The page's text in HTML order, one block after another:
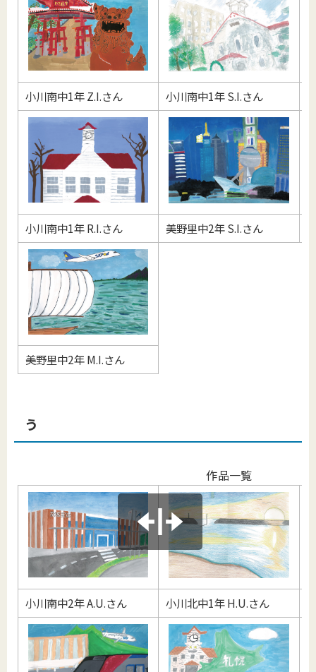
小川南中1年 Z.I.さん 小川南中1年 S.I.さん
小川南中1年 R.I.さん 美野里中2年 S.I.さん
美野里中2年 M.I.さん
う
作品一覧
小川南中2年 A.U.さん 小川北中1年 H.U.さん